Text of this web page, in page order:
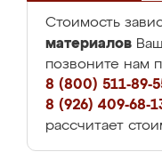
Стоимость
материалов
позвоните нам
8 (800) 511-89-
8 (926) 409-68-
рассчитает